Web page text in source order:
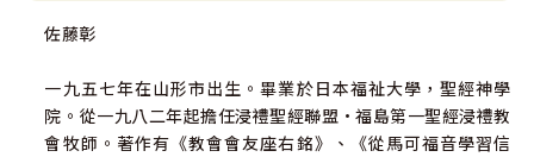
佐藤彰
一九五七年在山形市出生。畢業於日本福祉大學，聖經神學
院。從一九八二年起擔任浸禮聖經聯盟·福島第一聖經浸禮教
會牧師。著作有《教會會友座右銘》、《從馬可福音學習信